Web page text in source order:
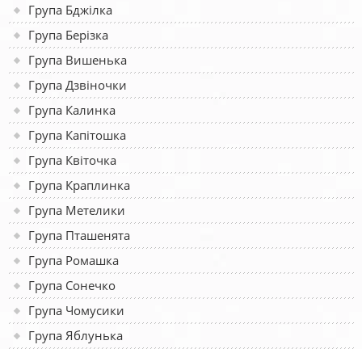
Група Бджілка
Група Берізка
Група Вишенька
Група Дзвіночки
Група Калинка
Група Капітошка
Група Квіточка
Група Краплинка
Група Метелики
Група Пташенята
Група Ромашка
Група Сонечко
Група Чомусики
Група Яблунька